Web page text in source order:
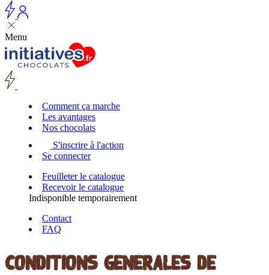
Menu
Comment ça marche
Les avantages
Nos chocolats
S'inscrire à l'action
Se connecter
Feuilleter le catalogue
Recevoir le catalogue
Indisponible temporairement
Contact
FAQ
Conditions générales de